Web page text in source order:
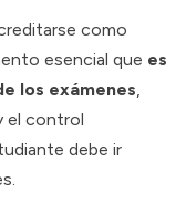
como
esencial que es
los exámenes,
el control
debe ir